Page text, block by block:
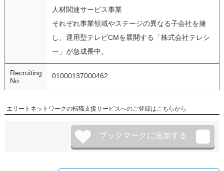
人材関連サービス事業
それぞれ事業領域やステージの異なる子会社を擁
し、運用型テレビCMを展開する「株式会社テレシ
ー」が急成長中。
Recruiting
No.
01000137000462
エリートネットワークの転職支援サービスへのご登録はこちらから